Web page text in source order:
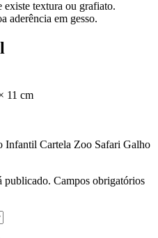
existe textura ou grafiato.
aderência em gesso.
11 cm
Infantil Cartela Zoo Safari Galho
publicado. Campos obrigatórios